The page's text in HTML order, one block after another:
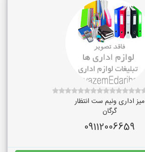
میز اداری ونیم ست انتظار
گرگان
09112006659